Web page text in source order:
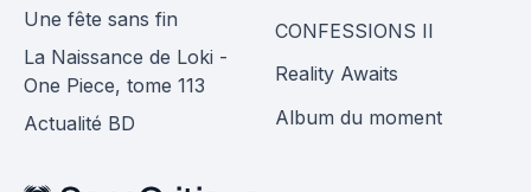
Une fête sans fin
La Naissance de Loki -
One Piece, tome 113
Actualité BD
CONFESSIONS II
Reality Awaits
Album du moment